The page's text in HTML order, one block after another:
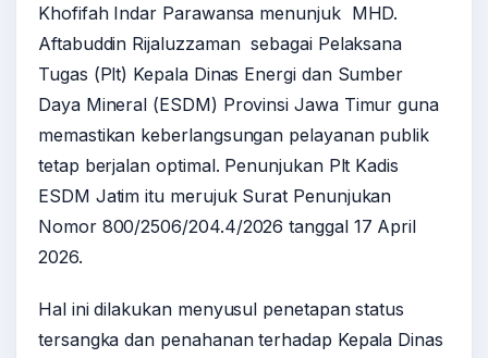
Khofifah Indar Parawansa menunjuk MHD.
Aftabuddin Rijaluzzaman sebagai Pelaksana
Tugas (Plt) Kepala Dinas Energi dan Sumber
Daya Mineral (ESDM) Provinsi Jawa Timur guna
memastikan keberlangsungan pelayanan publik
tetap berjalan optimal. Penunjukan Plt Kadis
ESDM Jatim itu merujuk Surat Penunjukan
Nomor 800/2506/204.4/2026 tanggal 17 April
2026.
Hal ini dilakukan menyusul penetapan status
tersangka dan penahanan terhadap Kepala Dinas